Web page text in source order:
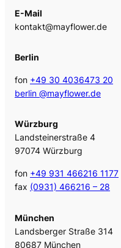
E-Mail
kontakt@mayflower.de
Berlin
fon +49 30 4036473 20
berlin @mayflower.de
Würzburg
Landsteinerstraße 4
97074 Würzburg
fon +49 931 466216 1177
fax (0931) 466216 – 28
München
Landsberger Straße 314
80687 München